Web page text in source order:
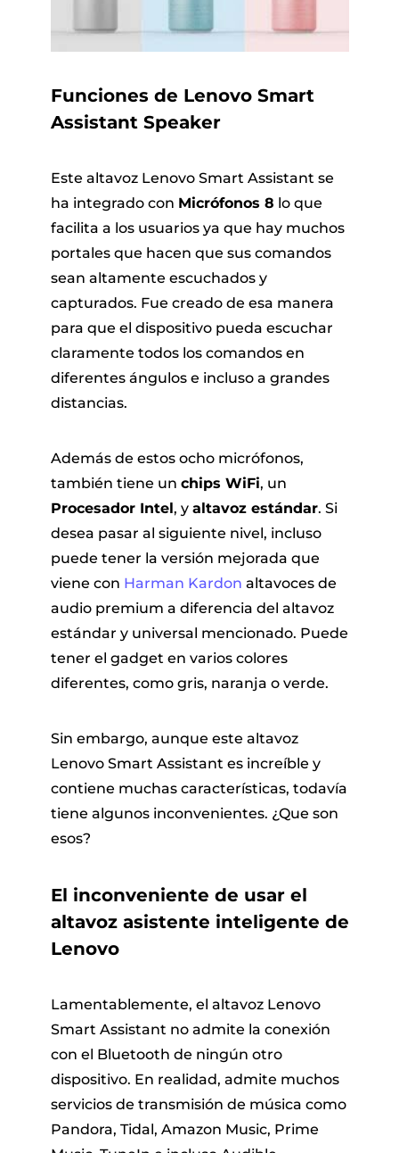
Funciones de Lenovo Smart
Assistant Speaker
Este altavoz Lenovo Smart Assistant se
ha integrado con Micrófonos 8 lo que
facilita a los usuarios ya que hay muchos
portales que hacen que sus comandos
sean altamente escuchados y
capturados. Fue creado de esa manera
para que el dispositivo pueda escuchar
claramente todos los comandos en
diferentes ángulos e incluso a grandes
distancias.
Además de estos ocho micrófonos,
también tiene un chips WiFi, un
Procesador Intel, y altavoz estándar. Si
desea pasar al siguiente nivel, incluso
puede tener la versión mejorada que
viene con Harman Kardon altavoces de
audio premium a diferencia del altavoz
estándar y universal mencionado. Puede
tener el gadget en varios colores
diferentes, como gris, naranja o verde.
Sin embargo, aunque este altavoz
Lenovo Smart Assistant es increíble y
contiene muchas características, todavía
tiene algunos inconvenientes. ¿Que son
esos?
El inconveniente de usar el
altavoz asistente inteligente de
Lenovo
Lamentablemente, el altavoz Lenovo
Smart Assistant no admite la conexión
con el Bluetooth de ningún otro
dispositivo. En realidad, admite muchos
servicios de transmisión de música como
Pandora, Tidal, Amazon Music, Prime